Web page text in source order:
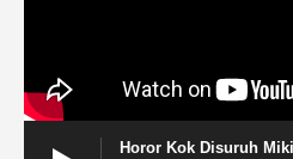
Horor Kok Disuruh